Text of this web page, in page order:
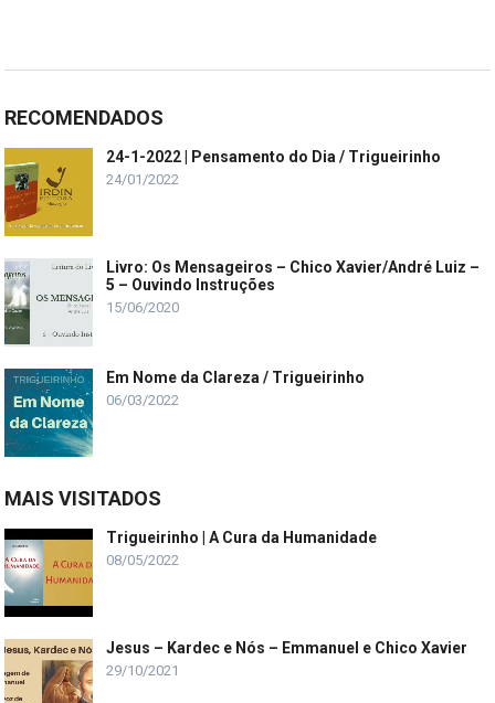
RECOMENDADOS
24-1-2022 | Pensamento do Dia / Trigueirinho
24/01/2022
Livro: Os Mensageiros – Chico Xavier/André Luiz –
5 – Ouvindo Instruções
15/06/2020
Em Nome da Clareza / Trigueirinho
06/03/2022
MAIS VISITADOS
Trigueirinho | A Cura da Humanidade
08/05/2022
Jesus – Kardec e Nós – Emmanuel e Chico Xavier
29/10/2021